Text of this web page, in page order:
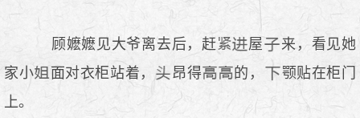
顾嬷嬷见大爷离去后，赶 屋
来，看见她
家小
面对衣柜站着， 昂得 的，
颚贴在柜门
上。